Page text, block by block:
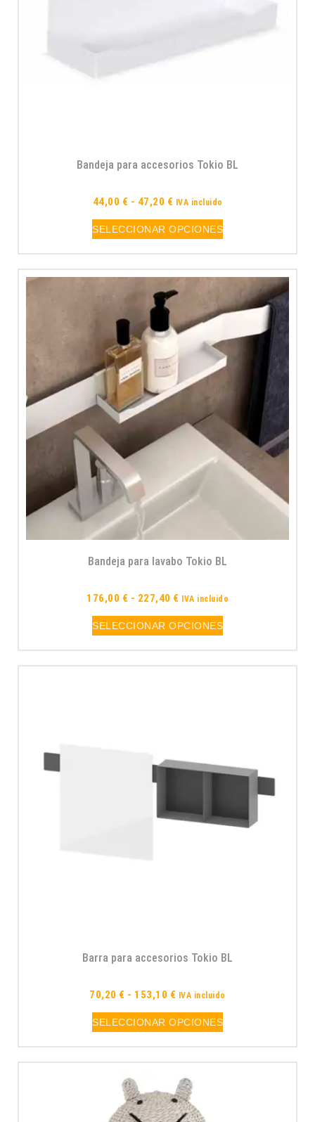
Bandeja para accesorios Tokio BL
44,00 € - 47,20 € IVA incluido
SELECCIONAR OPCIONES
Bandeja para lavabo Tokio BL
176,00 € - 227,40 € IVA incluido
SELECCIONAR OPCIONES
Barra para accesorios Tokio BL
70,20 € - 153,10 € IVA incluido
SELECCIONAR OPCIONES